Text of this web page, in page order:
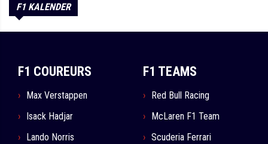
F1 KALENDER
F1 COUREURS
Max Verstappen
Isack Hadjar
Lando Norris
F1 TEAMS
Red Bull Racing
McLaren F1 Team
Scuderia Ferrari